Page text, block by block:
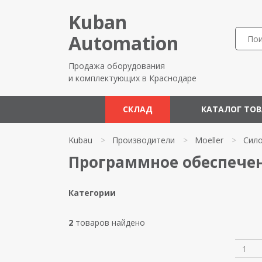
Kuban
Automation
Продажа оборудования
и комплектующих в Краснодаре
СКЛАД КАТАЛОГ
Kubau > Производители > Moeller >
Программное
Категории
2 товаров найдено
1